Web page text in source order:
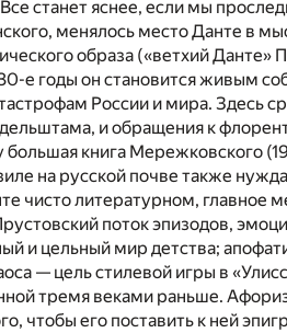
станет яснее, если мы
менялось место Данте в
образа («ветхий Данте»
е годы он становится живым
России и мира. Здесь
и обращения к
книга Мережковского
на русской почве также
чисто литературном, главное
поток эпизодов,
и цельный мир детства;
— цель стилевой игры в
тремя веками раньше.
чтобы его поставить к ней